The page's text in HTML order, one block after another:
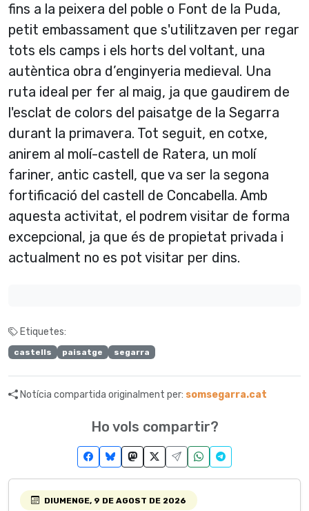
fins a la peixera del poble o Font de la Puda,
petit embassament que s'utilitzaven per regar
tots els camps i els horts del voltant, una
autèntica obra d’enginyeria medieval. Una
ruta ideal per fer al maig, ja que gaudirem de
l'esclat de colors del paisatge de la Segarra
durant la primavera. Tot seguit, en cotxe,
anirem al molí-castell de Ratera, un molí
fariner, antic castell, que va ser la segona
fortificació del castell de Concabella. Amb
aquesta activitat, el podrem visitar de forma
excepcional, ja que és de propietat privada i
actualment no es pot visitar per dins.
Etiquetes:
castells paisatge segarra
Notícia compartida originalment per: somsegarra.cat
Ho vols compartir?
DIUMENGE, 9 DE AGOST DE 2026